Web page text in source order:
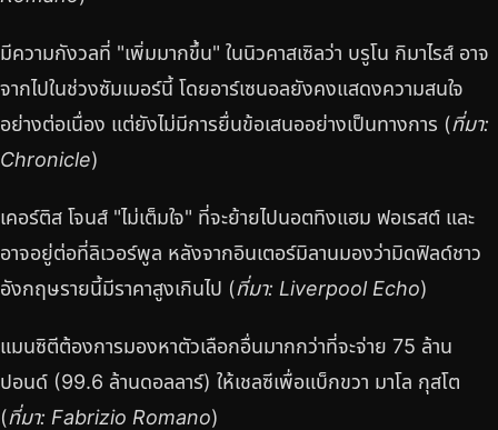
มีความกังวลที่ "เพิ่มมากขึ้น" ในนิวคาสเซิลว่า บรูโน กิมาไรส์ อาจ
จากไปในช่วงซัมเมอร์นี้ โดยอาร์เซนอลยังคงแสดงความสนใจ
อย่างต่อเนื่อง แต่ยังไม่มีการยื่นข้อเสนออย่างเป็นทางการ (ที่มา:
Chronicle)
เคอร์ติส โจนส์ "ไม่เต็มใจ" ที่จะย้ายไปนอตทิงแฮม ฟอเรสต์ และ
อาจอยู่ต่อที่ลิเวอร์พูล หลังจากอินเตอร์มิลานมองว่ามิดฟิลด์ชาว
อังกฤษรายนี้มีราคาสูงเกินไป (ที่มา: Liverpool Echo)
แมนซิตีต้องการมองหาตัวเลือกอื่นมากกว่าที่จะจ่าย 75 ล้าน
ปอนด์ (99.6 ล้านดอลลาร์) ให้เชลซีเพื่อแบ็กขวา มาโล กุสโต
(ที่มา: Fabrizio Romano)